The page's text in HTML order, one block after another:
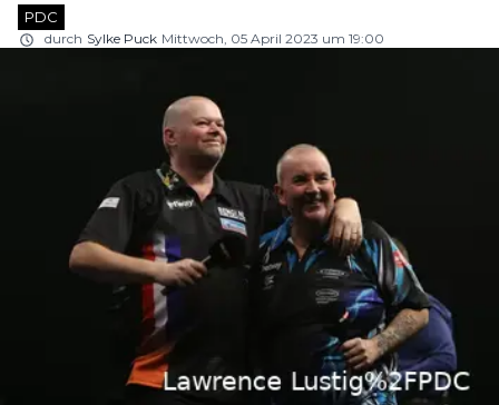
PDC
durch Sylke Puck Mittwoch, 05 April 2023 um 19:00